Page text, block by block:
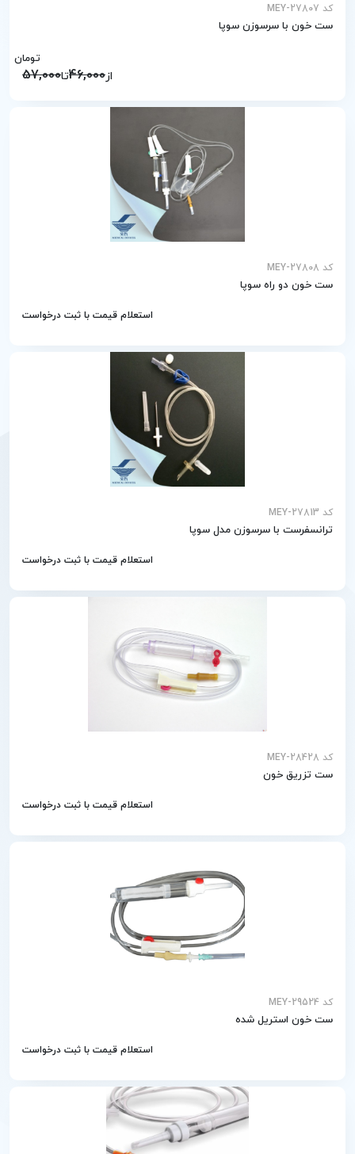
کد MEY-27807
ست خون با سرسوزن سوپا
از46,000تا57,000
تومان
کد MEY-27808
ست خون دو راه سوپا
استعلام قیمت با ثبت درخواست
کد MEY-27813
ترانسفرست با سرسوزن مدل سوپا
استعلام قیمت با ثبت درخواست
کد MEY-28428
ست تزریق خون
استعلام قیمت با ثبت درخواست
کد MEY-29524
ست خون استریل شده
استعلام قیمت با ثبت درخواست